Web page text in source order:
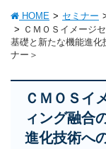
HOME セミナー
ＣＭＯＳイメージ
基礎と新たな機能進
ナー＞
ＣＭＯＳイ
ィング融合
進化技術へ